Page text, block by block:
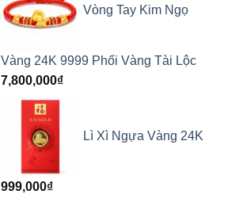
Vòng Tay Kim Ngọ
Vàng 24K 9999 Phối Vàng Tài Lộc
7,800,000₫
Lì Xì Ngựa Vàng 24K
999,000₫